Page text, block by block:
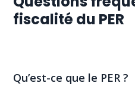
fiscalité du PER
Qu’est-ce que le PER ?